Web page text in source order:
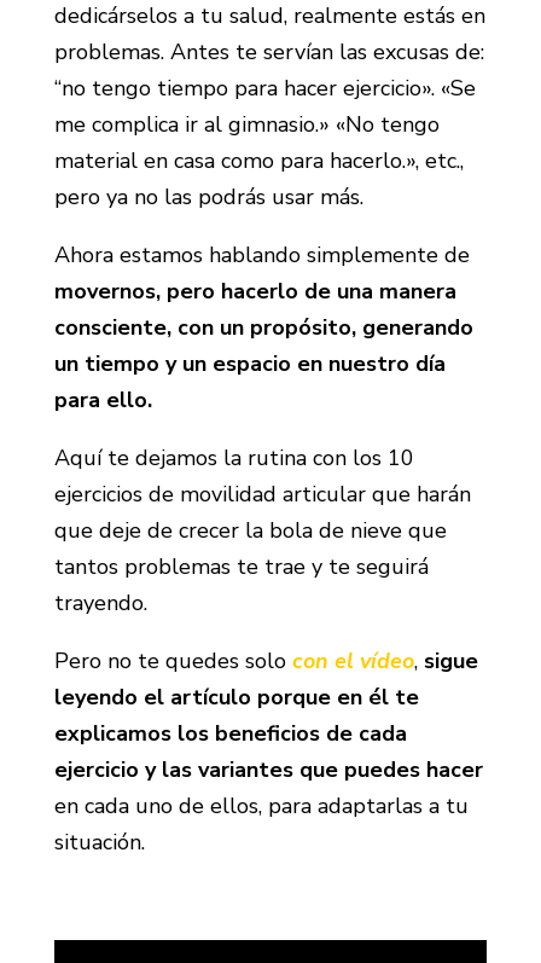
dedicárselos a tu salud, realmente estás en
problemas. Antes te servían las excusas de:
“no tengo tiempo para hacer ejercicio». «Se
me complica ir al gimnasio.» «No tengo
material en casa como para hacerlo.», etc.,
pero ya no las podrás usar más.
Ahora estamos hablando simplemente de
movernos, pero hacerlo de una manera
consciente, con un propósito, generando
un tiempo y un espacio en nuestro día
para ello.
Aquí te dejamos la rutina con los 10
ejercicios de movilidad articular que harán
que deje de crecer la bola de nieve que
tantos problemas te trae y te seguirá
trayendo.
Pero no te quedes solo con el vídeo,sigue
leyendo el artículo porque en él te
explicamos los beneficios de cada
ejercicio y las variantes que puedes hacer
en cada uno de ellos, para adaptarlas a tu
situación.